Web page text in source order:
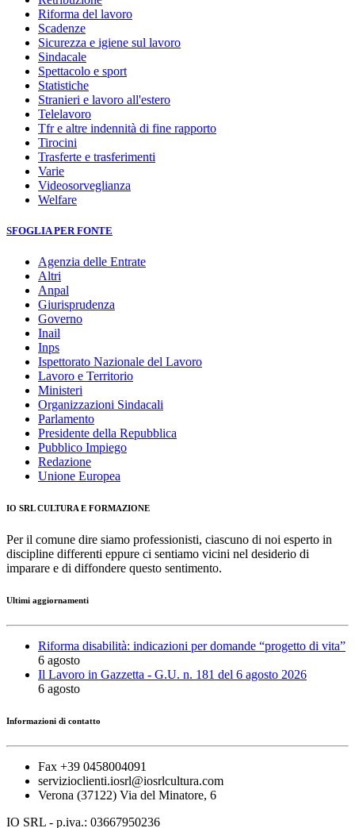
Riforma del lavoro
Scadenze
Sicurezza e igiene sul lavoro
Sindacale
Spettacolo e sport
Statistiche
Stranieri e lavoro all'estero
Telelavoro
Tfr e altre indennità di fine rapporto
Tirocini
Trasferte e trasferimenti
Varie
Videosorveglianza
Welfare
SFOGLIA PER FONTE
Agenzia delle Entrate
Altri
Anpal
Giurisprudenza
Governo
Inail
Inps
Ispettorato Nazionale del Lavoro
Lavoro e Territorio
Ministeri
Organizzazioni Sindacali
Parlamento
Presidente della Repubblica
Pubblico Impiego
Redazione
Unione Europea
IO SRL CULTURA E FORMAZIONE
Per il comune dire siamo professionisti, ciascuno di noi esperto in
discipline differenti eppure ci sentiamo vicini nel desiderio di
imparare e di diffondere questo sentimento.
Ultimi aggiornamenti
Riforma disabilità: indicazioni per domande “progetto di vita”
6 agosto
Il Lavoro in Gazzetta - G.U. n. 181 del 6 agosto 2026
6 agosto
Informazioni di contatto
Fax +39 0458004091
servizioclienti.iosrl@iosrlcultura.com
Verona (37122) Via del Minatore, 6
IO SRL - p.iva.: 03667950236